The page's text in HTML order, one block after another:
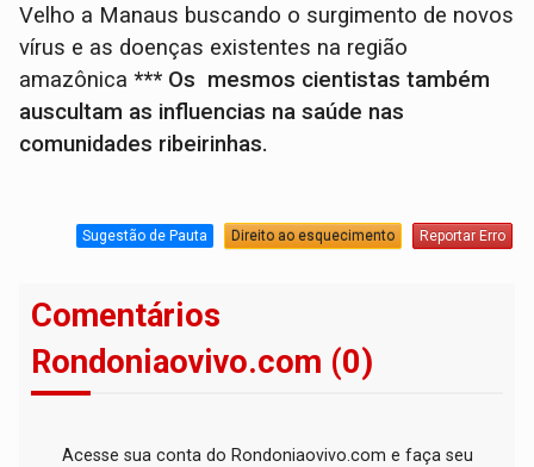
Velho a Manaus buscando o surgimento de novos
vírus e as doenças existentes na região
amazônica*** Os mesmos cientistas também
auscultam as influencias na saúde nas
comunidades ribeirinhas.
Sugestão de Pauta Direito ao esquecimento Reportar Erro
Comentários
Rondoniaovivo.com (0)
Acesse sua conta do Rondoniaovivo.com e faça seu